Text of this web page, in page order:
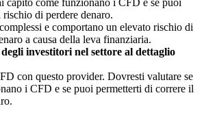
di perdere denaro.
e comportano un elevato rischio di
a causa della leva finanziaria.
investitori nel settore al dettaglio
con questo provider. Dovresti valutare se
i CFD e se puoi permetterti di correre il